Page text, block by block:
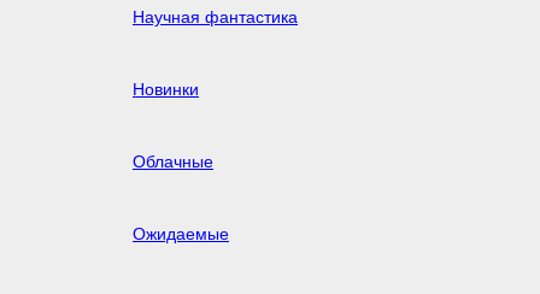
Научная фантастика
Новинки
Облачные
Ожидаемые